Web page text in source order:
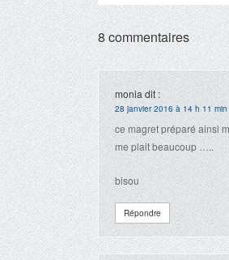
8 commentaires
moniadit :
28 janvier 2016 à 14 h 11 min
ce magret préparé ainsi
me plait beaucoup …..
bisou
Répondre